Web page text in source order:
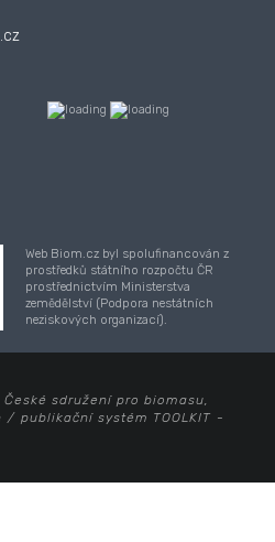
Web Biom.cz byl spolufinancován z
prostředků státního rozpočtu ČR
prostřednictvím Ministerstva
zemědělství (Podpora nestátních
neziskových organizací).
sdružení pro biomasu,
/ publikační systém TOOLKIT -